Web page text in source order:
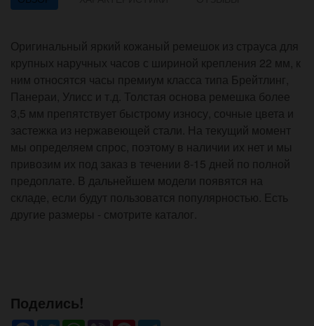
Оригинальный яркий кожаный ремешок из страуса для
крупных наручных часов с шириной крепления 22 мм, к
ним относятся часы премиум класса типа Брейтлинг,
Панераи, Улисс и т.д. Толстая основа ремешка более
3,5 мм препятствует быстрому износу, сочные цвета и
застежка из нержавеющей стали. На текущий момент
мы определяем спрос, поэтому в наличии их нет и мы
привозим их под заказ в течении 8-15 дней по полной
предоплате. В дальнейшем модели появятся на
складе, если будут пользоватся популярностью. Есть
другие размеры - смотрите каталог.
Поделись!